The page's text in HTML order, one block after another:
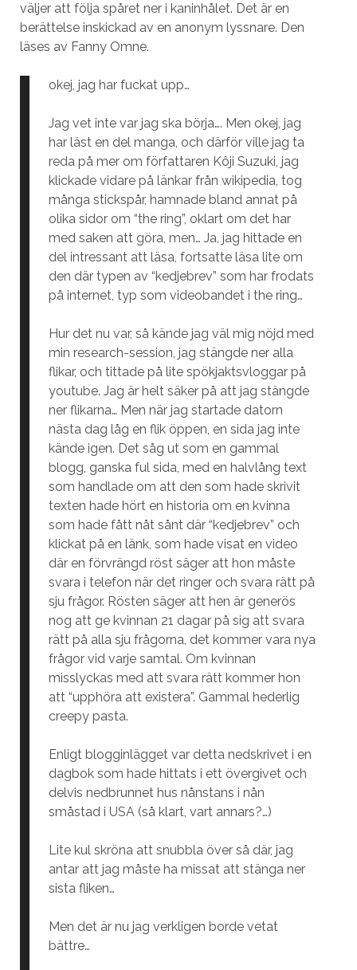
väljer att följa spåret ner i kaninhålet. Det är en
berättelse inskickad av en anonym lyssnare. Den
läses av Fanny Omne.
okej, jag har fuckat upp…
Jag vet inte var jag ska börja…. Men okej, jag
har läst en del manga, och därför ville jag ta
reda på mer om författaren Kôji Suzuki, jag
klickade vidare på länkar från wikipedia, tog
många stickspår, hamnade bland annat på
olika sidor om “the ring”, oklart om det har
med saken att göra, men… Ja, jag hittade en
del intressant att läsa, fortsatte läsa lite om
den där typen av “kedjebrev” som har frodats
på internet, typ som videobandet i the ring…
Hur det nu var, så kände jag väl mig nöjd med
min research-session, jag stängde ner alla
flikar, och tittade på lite spökjaktsvloggar på
youtube. Jag är helt säker på att jag stängde
ner flikarna… Men när jag startade datorn
nästa dag låg en flik öppen, en sida jag inte
kände igen. Det såg ut som en gammal
blogg, ganska ful sida, med en halvlång text
som handlade om att den som hade skrivit
texten hade hört en historia om en kvinna
som hade fått nåt sånt där “kedjebrev” och
klickat på en länk, som hade visat en video
där en förvrängd röst säger att hon måste
svara i telefon när det ringer och svara rätt på
sju frågor. Rösten säger att hen är generös
nog att ge kvinnan 21 dagar på sig att svara
rätt på alla sju frågorna, det kommer vara nya
frågor vid varje samtal. Om kvinnan
misslyckas med att svara rätt kommer hon
att “upphöra att existera”. Gammal hederlig
creepy pasta.
Enligt blogginlägget var detta nedskrivet i en
dagbok som hade hittats i ett övergivet och
delvis nedbrunnet hus nånstans i nån
småstad i USA (så klart, vart annars?…)
Lite kul skröna att snubbla över så där, jag
antar att jag måste ha missat att stänga ner
sista fliken…
Men det är nu jag verkligen borde vetat
bättre…